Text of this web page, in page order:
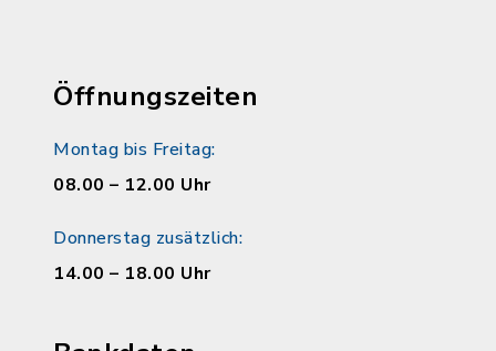
Öffnungszeiten
Montag bis Freitag:
08.00 – 12.00 Uhr
Donnerstag zusätzlich:
14.00 – 18.00 Uhr